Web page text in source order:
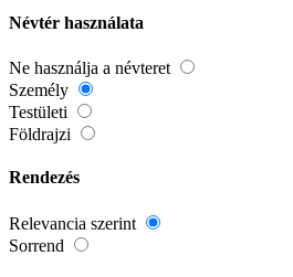
Névtér használata
Ne használja a névteret
Személy
Testületi
Földrajzi
Rendezés
Relevancia szerint
Sorrend